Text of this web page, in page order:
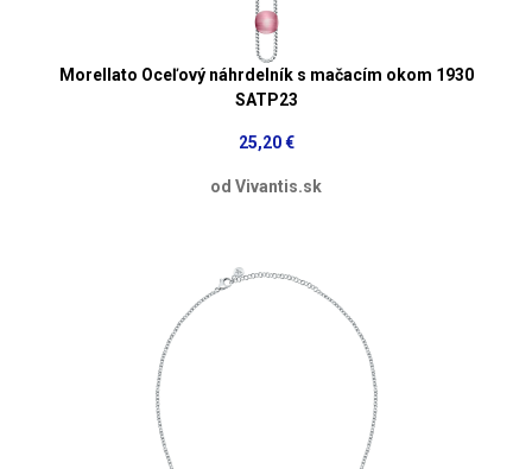
Morellato Oceľový náhrdelník s mačacím okom 1930
SATP23
25,20 €
od Vivantis.sk